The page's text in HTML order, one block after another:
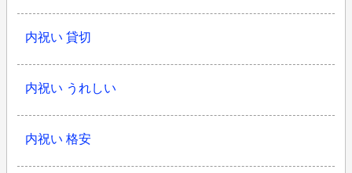
内祝い 貸切
内祝い うれしい
内祝い 格安